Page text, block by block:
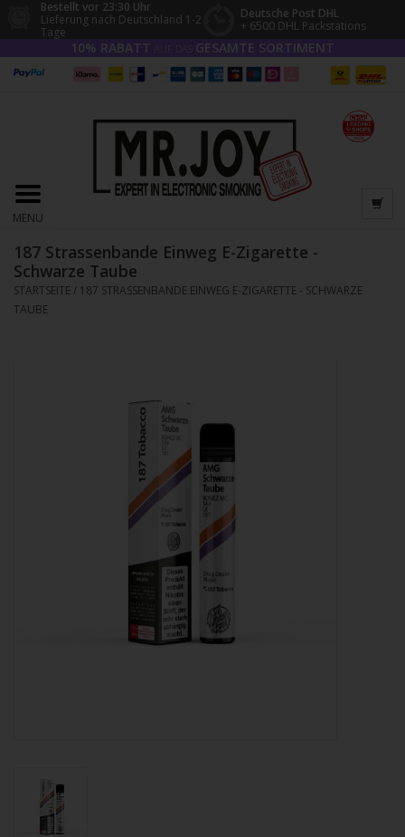
Bestellt vor 23:30 Uhr
Lieferung nach Deutschland 1-2
Tage
Deutsche Post DHL
+ 6500 DHL Packstations
10% RABATT GESAMTE SORTIMENT
MENU
187 Strassenbande Einweg E-Zigarette -
Schwarze Taube
STARTSEITE / 187 STRASSENBANDE EINWEG E-ZIGARETTE - SCHWARZE
TAUBE